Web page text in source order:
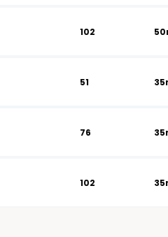
102
51
76
102